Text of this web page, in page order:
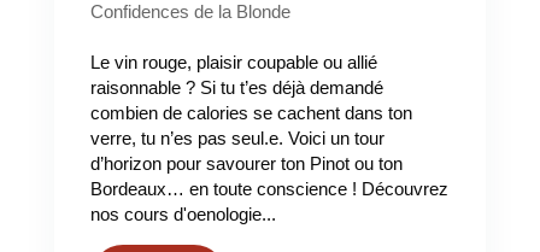
Confidences de la Blonde
Le vin rouge, plaisir coupable ou allié
raisonnable ? Si tu t’es déjà demandé
combien de calories se cachent dans ton
verre, tu n’es pas seul.e. Voici un tour
d’horizon pour savourer ton Pinot ou ton
Bordeaux… en toute conscience ! Découvrez
nos cours d'oenologie...